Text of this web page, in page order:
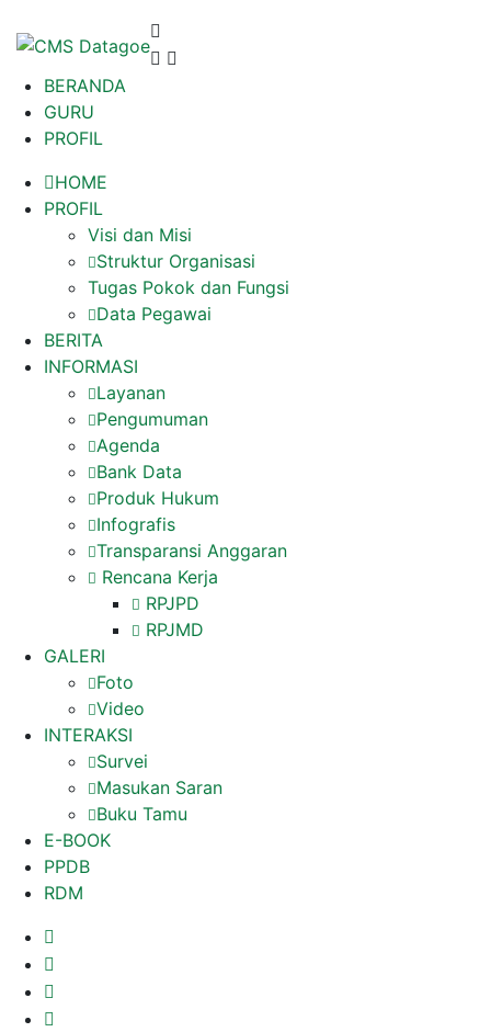
BERANDA
GURU
PROFIL
HOME
PROFIL
Visi dan Misi
Struktur Organisasi
Tugas Pokok dan Fungsi
Data Pegawai
BERITA
INFORMASI
Layanan
Pengumuman
Agenda
Bank Data
Produk Hukum
Infografis
Transparansi Anggaran
Rencana Kerja
RPJPD
RPJMD
GALERI
Foto
Video
INTERAKSI
Survei
Masukan Saran
Buku Tamu
E-BOOK
PPDB
RDM